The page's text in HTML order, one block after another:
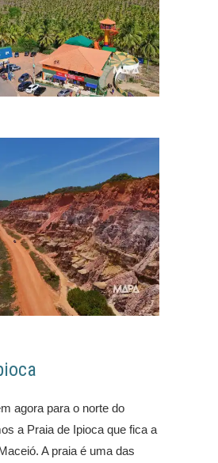
agora para o norte do
a Praia de Ipioca que fica a
A praia é uma das